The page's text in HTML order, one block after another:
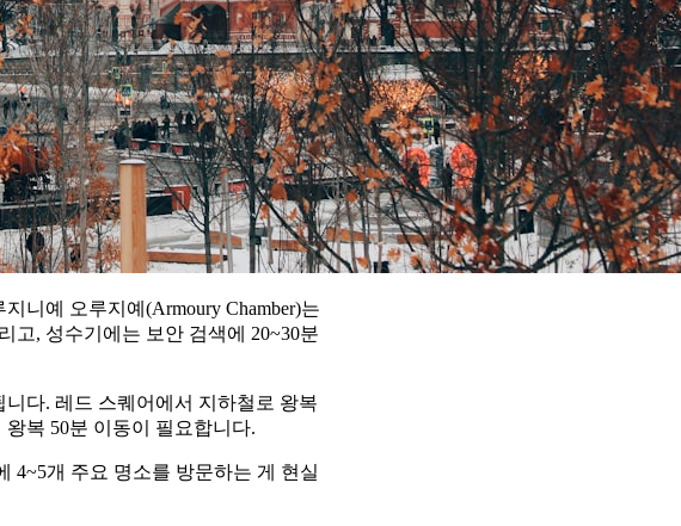
니예 오루지예(Armoury Chamber)는
고, 성수기에는 보안 검색에 20~30분
다. 레드 스퀘어에서 지하철로 왕복
복 50분 이동이 필요합니다.
4~5개 주요 명소를 방문하는 게 현실